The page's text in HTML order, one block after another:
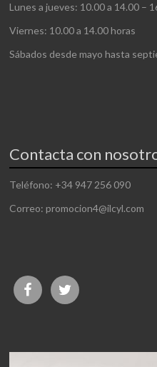
Lunes a jueves: 10.00 a 14.00 –
Viernes: 10.00 a 14.00 horas
Sábados desde mayo hasta
Contacta con
Teléfono: +34 947 256 090
Correo: promocion4@ilcyl.com